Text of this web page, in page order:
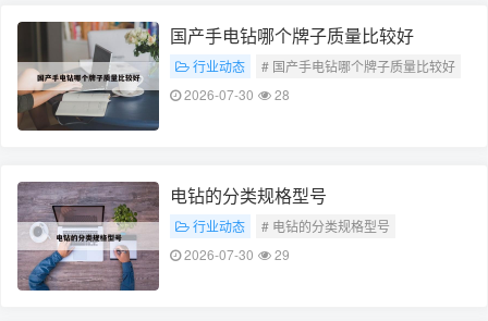
国产手电钻哪个牌子质量比较好
行业动态
# 国产手电钻哪个牌子质量比较好
2026-07-30
28
电钻的分类规格型号
行业动态
# 电钻的分类规格型号
2026-07-30
29